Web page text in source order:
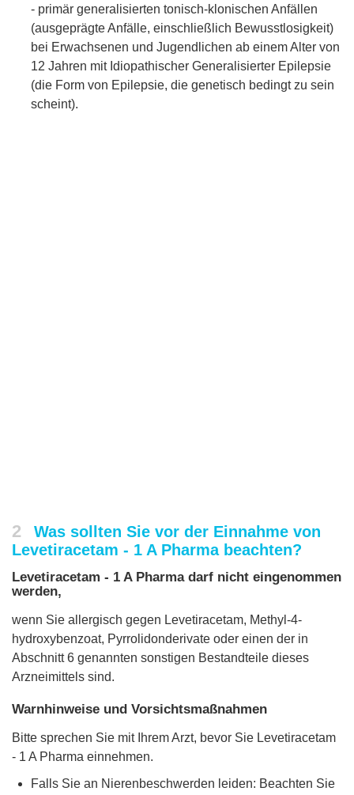
- primär generalisierten tonisch-klonischen Anfällen
(ausgeprägte Anfälle, einschließlich Bewusstlosigkeit)
bei Erwachsenen und Jugendlichen ab einem Alter von
12 Jahren mit Idiopathischer Generalisierter Epilepsie
(die Form von Epilepsie, die genetisch bedingt zu sein
scheint).
2
Was sollten Sie vor der Einnahme von
Levetiracetam - 1 A Pharma beachten?
Levetiracetam - 1 A Pharma darf nicht eingenommen
werden,
wenn Sie allergisch gegen Levetiracetam, Methyl-4-
hydroxybenzoat, Pyrrolidonderivate oder einen der in
Abschnitt 6 genannten sonstigen Bestandteile dieses
Arzneimittels sind.
Warnhinweise und Vorsichtsmaßnahmen
Bitte sprechen Sie mit Ihrem Arzt, bevor Sie Levetiracetam
- 1 A Pharma einnehmen.
Falls Sie an Nierenbeschwerden leiden: Beachten Sie